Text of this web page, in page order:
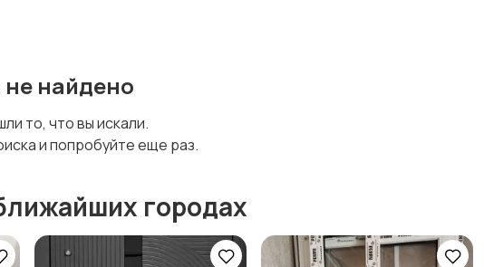
не найдено
то, что вы искали.
и попробуйте еще раз.
городах